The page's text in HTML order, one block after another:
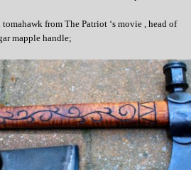
from The Patriot ‘s movie , head of
mapple handle;